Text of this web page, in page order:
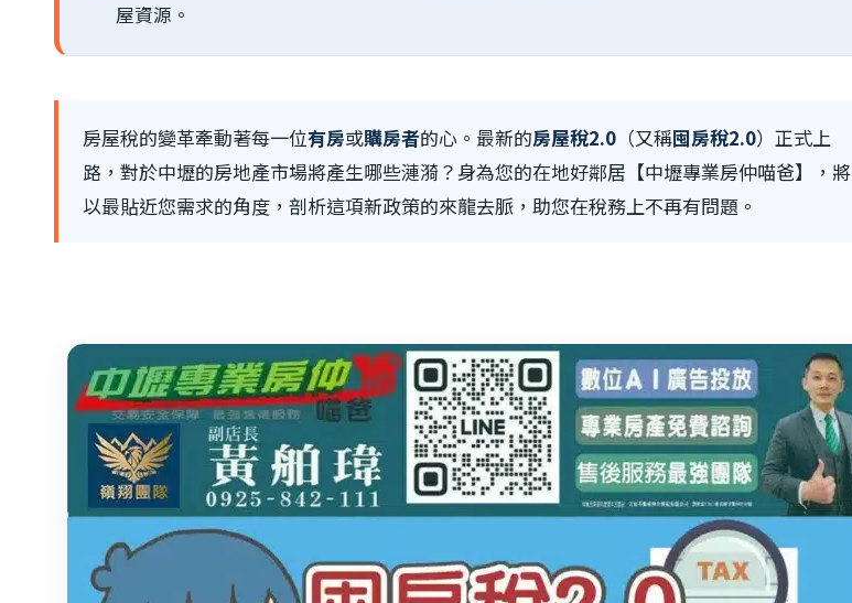
屋資源。
房屋稅的變革牽動著每一位有房或購房者的心。最新的房屋稅2.0 （又稱囤房稅2.0）正式上
路，對於中壢的房地產市場將產生哪些漣漪？身為您的在地好鄰居【中壢專業房仲喵爸】，將
以最貼近您需求的角度，剖析這項新政策的來龍去脈，助您在稅務上不再有問題。